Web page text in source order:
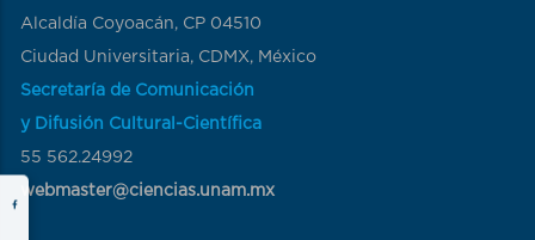
Alcaldía Coyoacán, CP 04510
Ciudad Universitaria, CDMX, México
Secretaría de Comunicación
y Difusión Cultural-Científica
55 562.24992
webmaster@ciencias.unam.mx